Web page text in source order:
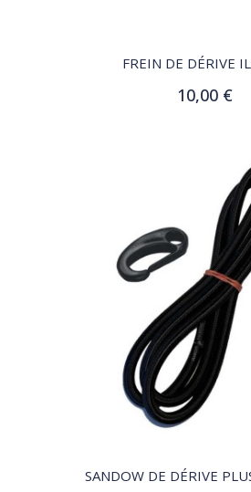
FREIN DE DÉRIVE
10,00 €
Ajouter au panier
QUICK VIEW
SANDOW DE DÉRIVE